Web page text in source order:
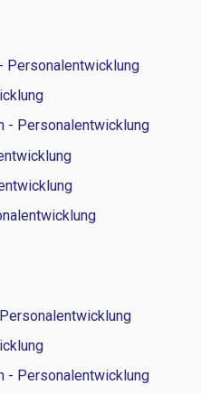
Personalentwicklung
- Personalentwicklung
- Personalentwicklung